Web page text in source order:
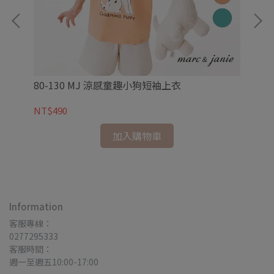
80-130 MJ 涼感童趣小狗短袖上衣
NT$490
加入購物車
Information
客服專線：
0277295333
客服時間：
週一至週五10:00-17:00